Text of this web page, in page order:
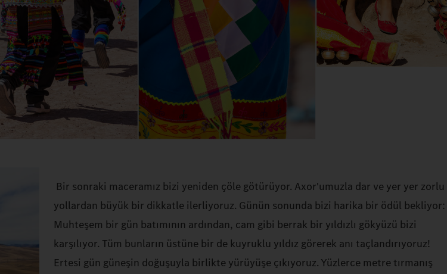
Bir sonraki maceramız bizi yeniden çöle götürüyor. Axor'umuzla dar ve yer yer zorlu
yollardan büyük bir dikkatle ilerliyoruz. Günün sonunda bizi harika bir ödül bekliyor:
Muhteşem bir gün batımının ardından, cam gibi berrak bir yıldızlı gökyüzü bizi
karşılıyor. Tüm bunların üstüne bir de kuyruklu yıldız görerek anı taçlandırıyoruz!
Ertesi gün güneşin doğuşuyla birlikte yürüyüşe çıkıyoruz. Yüzlerce metre tırmanış